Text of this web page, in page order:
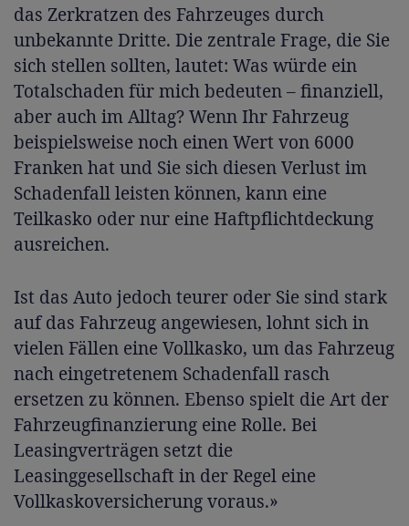
das Zerkratzen des Fahrzeuges durch
unbekannte Dritte. Die zentrale Frage, die Sie
sich stellen sollten, lautet: Was würde ein
Totalschaden für mich bedeuten – finanziell,
aber auch im Alltag? Wenn Ihr Fahrzeug
beispielsweise noch einen Wert von 6000
Franken hat und Sie sich diesen Verlust im
Schadenfall leisten können, kann eine
Teilkasko oder nur eine Haftpflichtdeckung
ausreichen.
Ist das Auto jedoch teurer oder Sie sind stark
auf das Fahrzeug angewiesen, lohnt sich in
vielen Fällen eine Vollkasko, um das Fahrzeug
nach eingetretenem Schadenfall rasch
ersetzen zu können. Ebenso spielt die Art der
Fahrzeugfinanzierung eine Rolle. Bei
Leasingverträgen setzt die
Leasinggesellschaft in der Regel eine
Vollkaskoversicherung voraus.»